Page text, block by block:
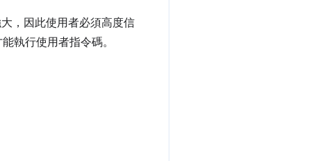
，因此使用者必須高度信
執行使用者指令碼。